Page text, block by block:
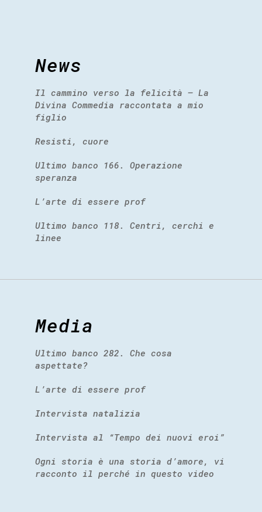
News
Il cammino verso la felicità – La
Divina Commedia raccontata a mio
figlio
Resisti, cuore
Ultimo banco 166. Operazione
speranza
L’arte di essere prof
Ultimo banco 118. Centri, cerchi e
linee
Media
Ultimo banco 282. Che cosa
aspettate?
L’arte di essere prof
Intervista natalizia
Intervista al “Tempo dei nuovi eroi”
Ogni storia è una storia d’amore, vi
racconto il perché in questo video